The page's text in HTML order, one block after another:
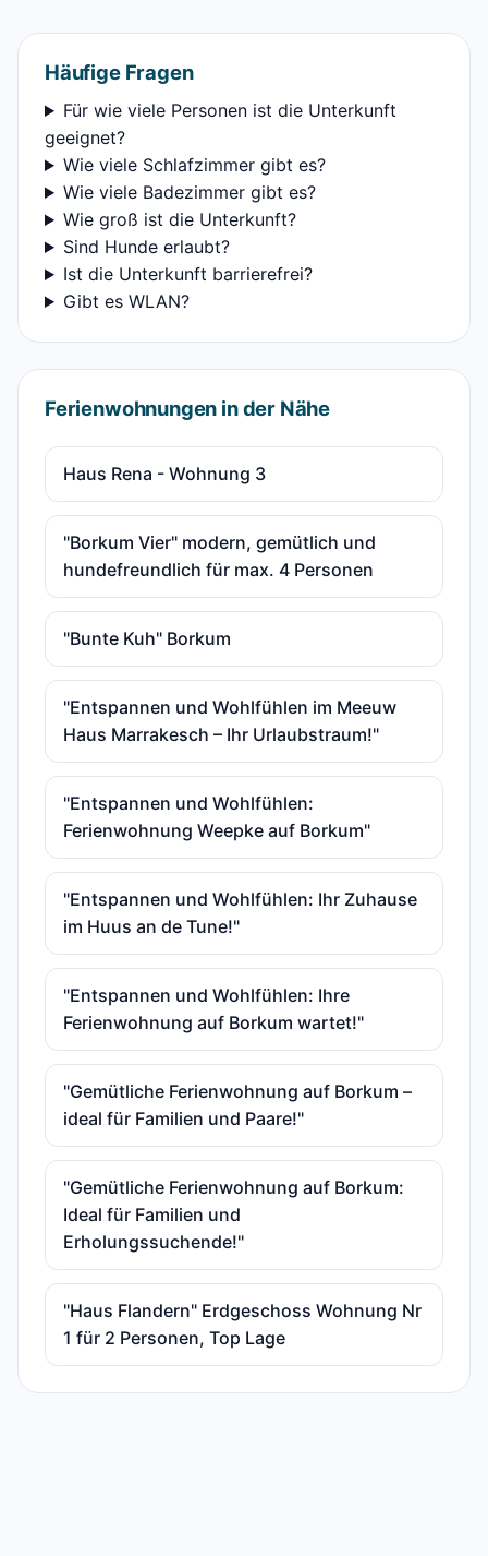
Häufige Fragen
Für wie viele Personen ist die Unterkunft
geeignet?
Wie viele Schlafzimmer gibt es?
Wie viele Badezimmer gibt es?
Wie groß ist die Unterkunft?
Sind Hunde erlaubt?
Ist die Unterkunft barrierefrei?
Gibt es WLAN?
Ferienwohnungen in der Nähe
Haus Rena - Wohnung 3
"Borkum Vier" modern, gemütlich und
hundefreundlich für max. 4 Personen
"Bunte Kuh" Borkum
"Entspannen und Wohlfühlen im Meeuw
Haus Marrakesch – Ihr Urlaubstraum!"
"Entspannen und Wohlfühlen:
Ferienwohnung Weepke auf Borkum"
"Entspannen und Wohlfühlen: Ihr Zuhause
im Huus an de Tune!"
"Entspannen und Wohlfühlen: Ihre
Ferienwohnung auf Borkum wartet!"
"Gemütliche Ferienwohnung auf Borkum –
ideal für Familien und Paare!"
"Gemütliche Ferienwohnung auf Borkum:
Ideal für Familien und
Erholungssuchende!"
"Haus Flandern" Erdgeschoss Wohnung Nr
1 für 2 Personen, Top Lage